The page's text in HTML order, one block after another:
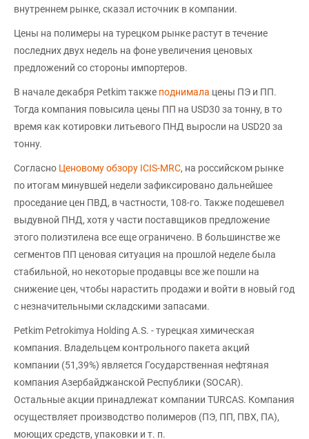
внутреннем рынке, сказал источник в компании.
Цены на полимеры на турецком рынке растут в течение
последних двух недель на фоне увеличения ценовых
предложений со стороны импортеров.
В начале декабря Petkim также поднимала цены ПЭ и ПП.
Тогда компания повысила цены ПП на USD30 за тонну, в то
время как котировки литьевого ПНД выросли на USD20 за
тонну.
Согласно Ценовому обзору ICIS-MRC, на российском рынке
по итогам минувшей недели зафиксировано дальнейшее
проседание цен ПВД, в частности, 108-го. Также подешевел
выдувной ПНД, хотя у части поставщиков предложение
этого полиэтилена все еще ограничено. В большинстве же
сегментов ПП ценовая ситуация на прошлой неделе была
стабильной, но некоторые продавцы все же пошли на
снижение цен, чтобы нарастить продажи и войти в новый год
с незначительными складскими запасами.
Petkim Petrokimya Holding A.S. - турецкая химическая
компания. Владельцем контрольного пакета акций
компании (51,39%) является Государственная нефтяная
компания Азербайджанской Республики (SOCAR).
Остальные акции принадлежат компании TURCAS. Компания
осуществляет производство полимеров (ПЭ, ПП, ПВХ, ПА),
моющих средств, упаковки и т. п.